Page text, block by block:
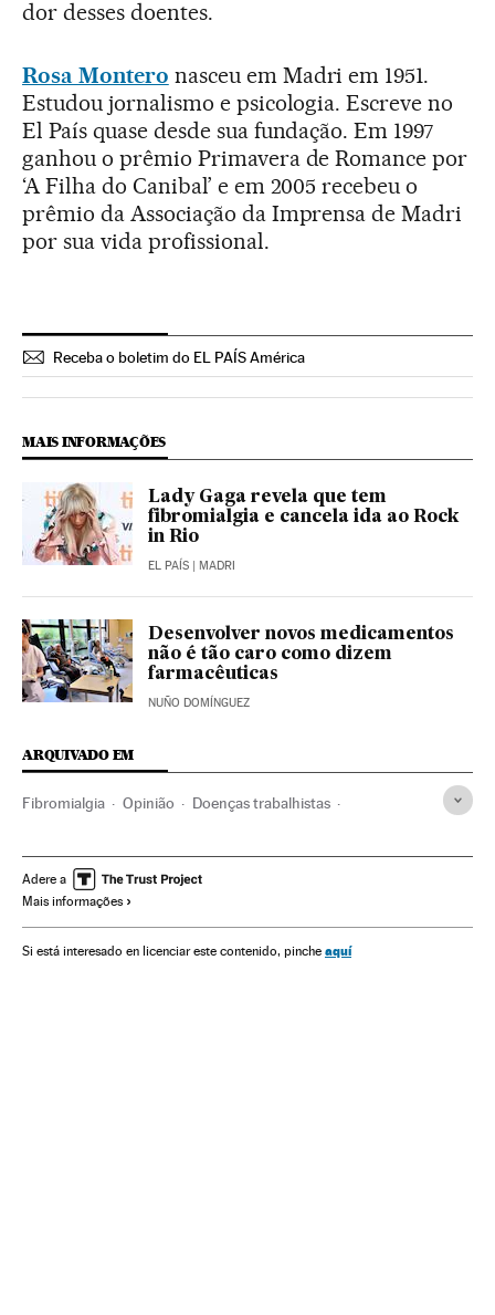
dor desses doentes.
Rosa Montero nasceu em Madri em 1951.
Estudou jornalismo e psicologia. Escreve no
El País quase desde sua fundação. Em 1997
ganhou o prêmio Primavera de Romance por
‘A Filha do Canibal’ e em 2005 recebeu o
prêmio da Associação da Imprensa de Madri
por sua vida profissional.
Receba o boletim do EL PAÍS América
MAIS INFORMAÇÕES
Lady Gaga revela que tem
fibromialgia e cancela ida ao Rock
in Rio
EL PAÍS | MADRI
Desenvolver novos medicamentos
não é tão caro como dizem
farmacêuticas
NUÑO DOMÍNGUEZ
ARQUIVADO EM
Fibromialgia Opinião Doenças trabalhistas
El Pais Semanal Actualidad
Adere a
Mais informações
Si está interesado en licenciar este contenido, pinche aquí